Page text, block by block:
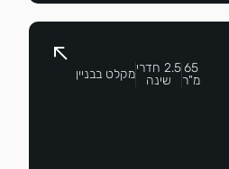
65
מ"ר
2.5 חדרי
שינה
מקלט בבניין